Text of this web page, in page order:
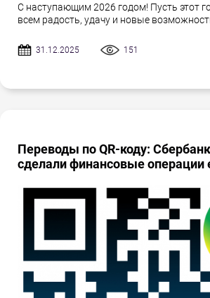
С наступающим 2026 годом! Пусть этот
всем радость, удачу и новые
31.12.2025 151
Переводы по QR-коду:
сделали финансовые